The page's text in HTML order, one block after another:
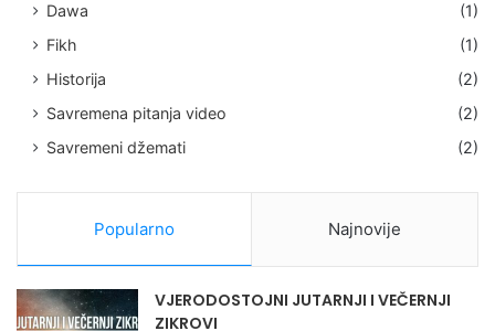
Dawa
(1)
Fikh
(1)
Historija
(2)
Savremena pitanja video
(2)
Savremeni džemati
(2)
Popularno Najnovije
VJERODOSTOJNI JUTARNJI I VEČERNJI
ZIKROVI